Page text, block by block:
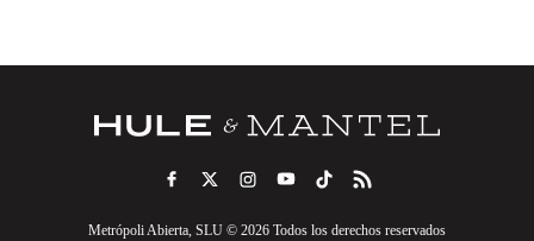
Metrópoli Abierta, SLU © 2026 Todos los derechos reservados